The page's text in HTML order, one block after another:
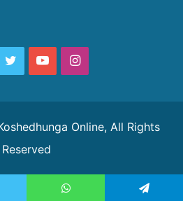
TwitterYouTubeInstagram
Online, All Rights
Reserved